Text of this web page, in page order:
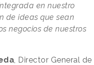
en nuestro
de ideas que sean
negocios de nuestros
, Director General de